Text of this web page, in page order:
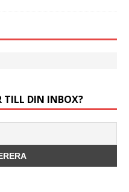
TILL DIN INBOX?